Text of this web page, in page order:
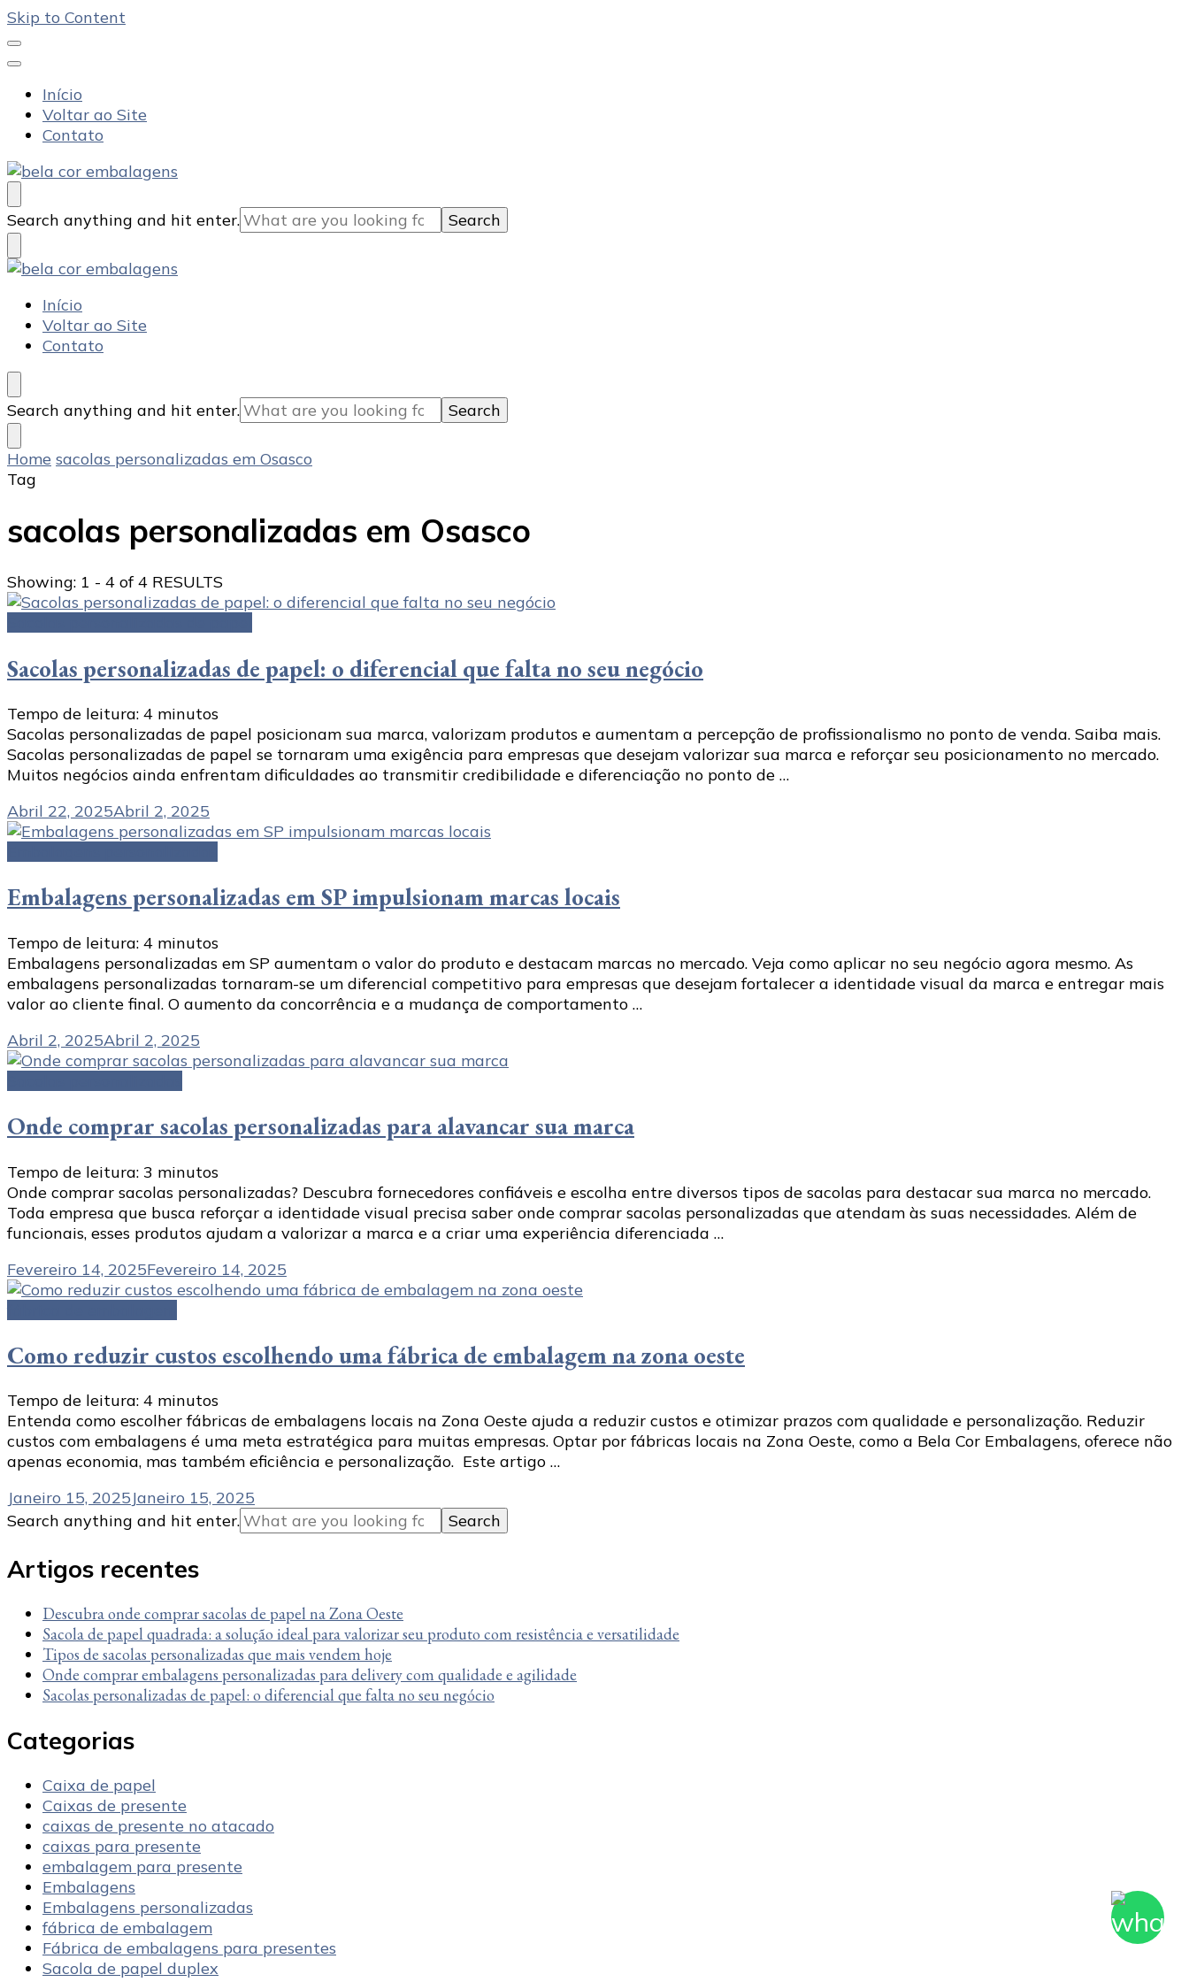
Skip to Content
Início
Voltar ao Site
Contato
Bela Cor Embalagens
Blog
Looking
for
Something?
Search anything and hit enter.
Bela Cor Embalagens
Blog
Início
Voltar ao Site
Contato
Looking
for
Something?
Search anything and hit enter.
Home sacolas personalizadas em Osasco
Tag
sacolas personalizadas em Osasco
Showing: 1 - 4 of 4 RESULTS
Sacolas personalizadas de papel: o diferencial que falta no seu negócio
Tempo de leitura: 4 minutos
Sacolas personalizadas de papel posicionam sua marca, valorizam produtos e aumentam a percepção de profissionalismo no ponto de venda. Saiba mais.
Sacolas personalizadas de papel se tornaram uma exigência para empresas que desejam valorizar sua marca e reforçar seu posicionamento no mercado.
Muitos negócios ainda enfrentam dificuldades ao transmitir credibilidade e diferenciação no ponto de …
Abril 22, 2025Abril 2, 2025
Embalagens personalizadas em SP impulsionam marcas locais
Tempo de leitura: 4 minutos
Embalagens personalizadas em SP aumentam o valor do produto e destacam marcas no mercado. Veja como aplicar no seu negócio agora mesmo. As
embalagens personalizadas tornaram-se um diferencial competitivo para empresas que desejam fortalecer a identidade visual da marca e entregar mais
valor ao cliente final. O aumento da concorrência e a mudança de comportamento …
Abril 2, 2025Abril 2, 2025
Onde comprar sacolas personalizadas para alavancar sua marca
Tempo de leitura: 3 minutos
Onde comprar sacolas personalizadas? Descubra fornecedores confiáveis e escolha entre diversos tipos de sacolas para destacar sua marca no mercado.
Toda empresa que busca reforçar a identidade visual precisa saber onde comprar sacolas personalizadas que atendam às suas necessidades. Além de
funcionais, esses produtos ajudam a valorizar a marca e a criar uma experiência diferenciada …
Fevereiro 14, 2025Fevereiro 14, 2025
Como reduzir custos escolhendo uma fábrica de embalagem na zona oeste
Tempo de leitura: 4 minutos
Entenda como escolher fábricas de embalagens locais na Zona Oeste ajuda a reduzir custos e otimizar prazos com qualidade e personalização. Reduzir
custos com embalagens é uma meta estratégica para muitas empresas. Optar por fábricas locais na Zona Oeste, como a Bela Cor Embalagens, oferece não
apenas economia, mas também eficiência e personalização. Este artigo …
Janeiro 15, 2025Janeiro 15, 2025
Looking
Something?
Search anything and hit enter.
Artigos recentes
Descubra onde comprar sacolas de papel na Zona Oeste
Sacola de papel quadrada: a solução ideal para valorizar seu produto com resistência e versatilidade
Tipos de sacolas personalizadas que mais vendem hoje
Onde comprar embalagens personalizadas para delivery com qualidade e agilidade
Sacolas personalizadas de papel: o diferencial que falta no seu negócio
Categorias
Caixa de papel
Caixas de presente
caixas de presente no atacado
caixas para presente
embalagem para presente
Embalagens
Embalagens personalizadas
fábrica de embalagem
Fábrica de embalagens para presentes
Sacola de papel duplex